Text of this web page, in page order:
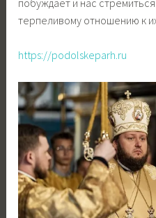
терпеливому отношению к
https://podolskeparh.ru